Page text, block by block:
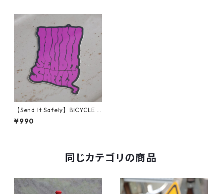
【Send It Safely】BICYCLE V
VIZARD METAL (Doom)
¥990
同じカテゴリの商品